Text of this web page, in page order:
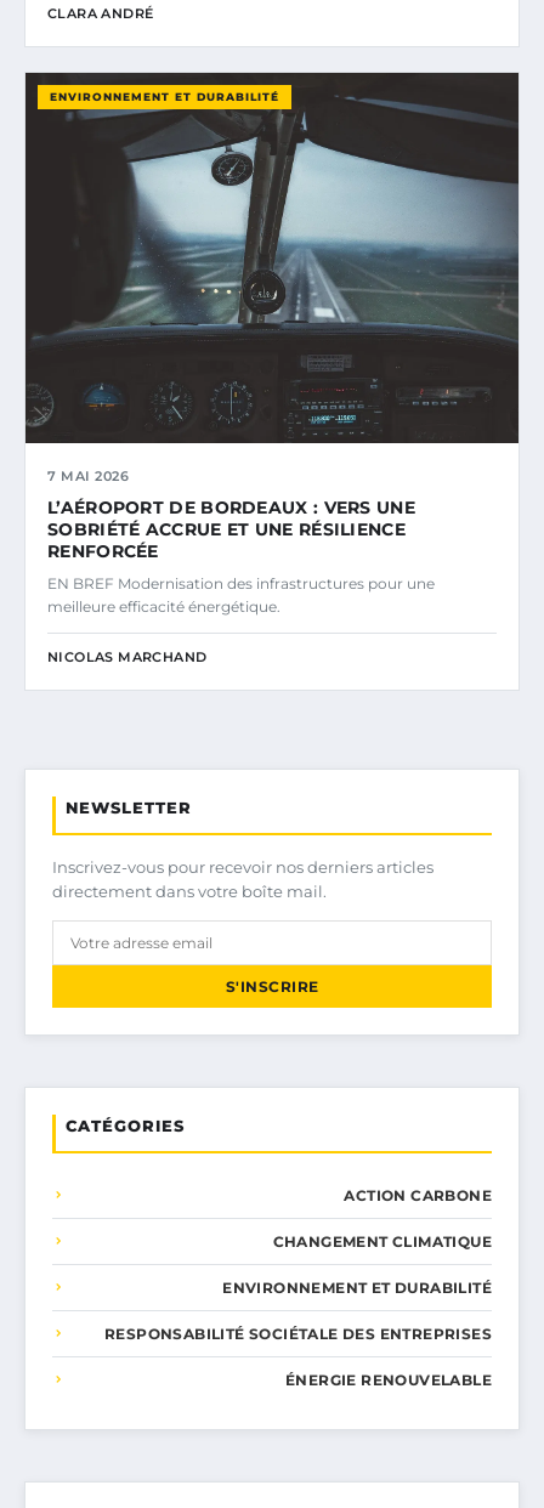
CLARA ANDRÉ
ENVIRONNEMENT ET DURABILITÉ
7 MAI 2026
L’AÉROPORT DE BORDEAUX : VERS UNE
SOBRIÉTÉ ACCRUE ET UNE RÉSILIENCE
RENFORCÉE
EN BREF Modernisation des infrastructures pour une
meilleure efficacité énergétique.
NICOLAS MARCHAND
NEWSLETTER
Inscrivez-vous pour recevoir nos derniers articles
directement dans votre boîte mail.
S'INSCRIRE
CATÉGORIES
ACTION CARBONE
CHANGEMENT CLIMATIQUE
ENVIRONNEMENT ET DURABILITÉ
RESPONSABILITÉ SOCIÉTALE DES ENTREPRISES
ÉNERGIE RENOUVELABLE